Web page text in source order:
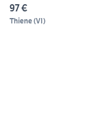
97 €
Thiene(VI)